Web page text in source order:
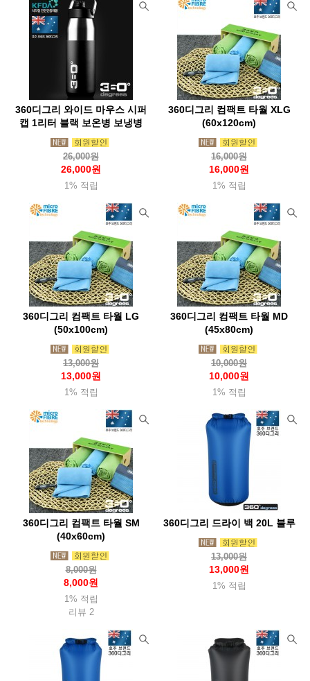
베어본즈(Barebones) 벨락(BellRock)
보커(Boker) 본플래그(Bonflag) 부쉬크래프트
부에노웍스 브로너(Broner) 브루트
블랙다이아몬드(Blackdia) 블랜더보틀(BlenderBottle)
블루아이디(Blueidee) 블랙폭스(Blackfox) 비욘드노르딕
빔블(Bimble) 빅아그네스(Bigagnes)
살로몬 360디그리(360degrees) 선스키(Sunski)
솔라브라더(Solabrather)
솔트렉(Soletrek) 스냅(Snap) 스노우라인(Snowline)
스마트울(Smartwool) 스맵(Smap) 스웨호그(Sweathawg)
스위자(Swiza) 스케메이(Skemi) 스토코
스텀프스튜디오(Stump) 스탠리(Stanley)
스트링라이트(Stringlight) 실리(Sili) 실스킨즈(Sealskinz)
샤워패스(Showerspass) 써모스(Thermos)
써머레스트(Thermarest) 써밋포커스(SummitFocus)
썬컴퍼니 씨알케이티(Crkt) 씨투써밋(Seatosummit)
씨플로 슈퍼 쏠콘 아메리스텝 아로요
아르떼레뇨(Artelegno) 아베나키(Abenaki) 아우라(Aura)
아웃도어채널(Odc) 아이토브 아이트워치(Aightwatch)
아카시아(Acacia) 아틱탈로
알데바란(Aldebaran) 알록(Rlok) 알타마 알타이기어(Altai)
야테(Yate) 어썸홀리데이 얼라이트(Alite) 앱스(Apes)
에너자이저(Energizer) 에버뉴(Evernew) 에블린
에버하드괴벨(Eberhard)
엑소택(Exotac)
엠엔더블유 (MNW) 오디고캠프 오리지널 스와트
오르트립(Ortlieb) 오버보드(Overboard)
360디그리 와이드 마우스 시퍼
캡 1리터 블랙 보온병 보냉병
26,000원
26,000원
1% 적립
360디그리 컴팩트 타월 XLG
(60x120cm)
16,000원
16,000원
1% 적립
360디그리 컴팩트 타월 LG
(50x100cm)
13,000원
13,000원
1% 적립
360디그리 컴팩트 타월 MD
(45x80cm)
10,000원
10,000원
1% 적립
360디그리 컴팩트 타월 SM
(40x60cm)
8,000원
8,000원
1% 적립
리뷰 2
360디그리 드라이 백 20L 블루
13,000원
13,000원
1% 적립